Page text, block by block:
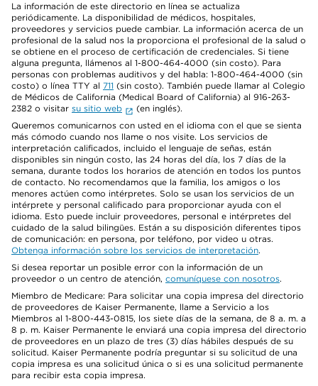
La información de este directorio en línea se actualiza
periódicamente. La disponibilidad de médicos, hospitales,
proveedores y servicios puede cambiar. La información acerca de un
profesional de la salud nos la proporciona el profesional de la salud o
se obtiene en el proceso de certificación de credenciales. Si tiene
alguna pregunta, llámenos al 1-800-464-4000 (sin costo). Para
personas con problemas auditivos y del habla: 1-800-464-4000 (sin
costo) o línea TTY al 711 (sin costo). También puede llamar al Colegio
de Médicos de California (Medical Board of California) al 916-263-
2382 o visitar su sitio web
(en inglés).
Queremos comunicarnos con usted en el idioma con el que se sienta
más cómodo cuando nos llame o nos visite. Los servicios de
interpretación calificados, incluido el lenguaje de señas, están
disponibles sin ningún costo, las 24 horas del día, los 7 días de la
semana, durante todos los horarios de atención en todos los puntos
de contacto. No recomendamos que la familia, los amigos o los
menores actúen como intérpretes. Solo se usan los servicios de un
intérprete y personal calificado para proporcionar ayuda con el
idioma. Esto puede incluir proveedores, personal e intérpretes del
cuidado de la salud bilingües. Están a su disposición diferentes tipos
de comunicación: en persona, por teléfono, por video u otras.
Obtenga información sobre los servicios de interpretación.
Si desea reportar un posible error con la información de un
proveedor o un centro de atención, comuníquese con nosotros.
Miembro de Medicare: Para solicitar una copia impresa del directorio
de proveedores de Kaiser Permanente, llame a Servicio a los
Miembros al 1-800-443-0815, los siete días de la semana, de 8 a. m. a
8 p. m. Kaiser Permanente le enviará una copia impresa del directorio
de proveedores en un plazo de tres (3) días hábiles después de su
solicitud. Kaiser Permanente podría preguntar si su solicitud de una
copia impresa es una solicitud única o si es una solicitud permanente
para recibir esta copia impresa.